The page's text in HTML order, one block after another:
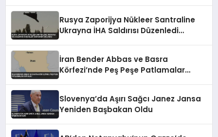
Rusya Zaporijya Nükleer Santraline
Ukrayna İHA Saldırısı Düzenledi
İran Bender Abbas ve Basra
Körfezi’nde Peş Peşe Patlamalar
Slovenya’da Aşırı Sağcı Janez Jansa
Yeniden Başbakan Oldu